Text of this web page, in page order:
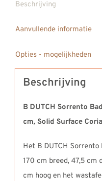
Beschrijving
Aanvullende informatie
Opties - mogelijkheden
Beschrijving
B DUTCH Sorrento
cm, Solid Surface
Het B DUTCH
170 cm breed, 47,5 cm
cm hoog en het